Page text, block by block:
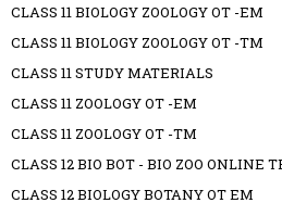
CLASS 11 BIOLOGY ZOOLOGY OT -EM
CLASS 11 BIOLOGY ZOOLOGY OT -TM
CLASS 11 STUDY MATERIALS
CLASS 11 ZOOLOGY OT -EM
CLASS 11 ZOOLOGY OT -TM
CLASS 12 BIO BOT - BIO ZOO ONLINE
CLASS 12 BIOLOGY BOTANY OT EM